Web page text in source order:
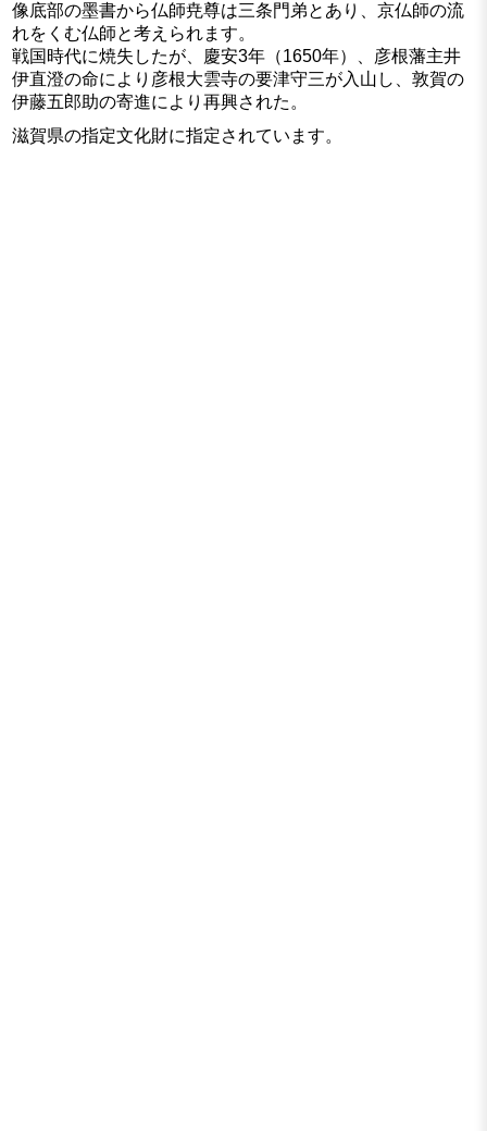
像底部の墨書から仏師尭尊は三条門弟とあり、京仏師の流
れをくむ仏師と考えられます。
戦国時代に焼失したが、慶安3年（1650年）、彦根藩主井
伊直澄の命により彦根大雲寺の要津守三が入山し、敦賀の
伊藤五郎助の寄進により再興された。
滋賀県の指定文化財に指定されています。